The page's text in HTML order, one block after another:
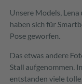
Unsere Models,
haben sich für
Pose geworfen.
Das etwas andere
Stall aufgenommen.
entstanden viele